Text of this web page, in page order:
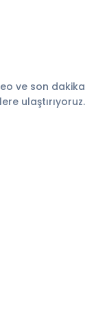
ve son dakika
ulaştırıyoruz.